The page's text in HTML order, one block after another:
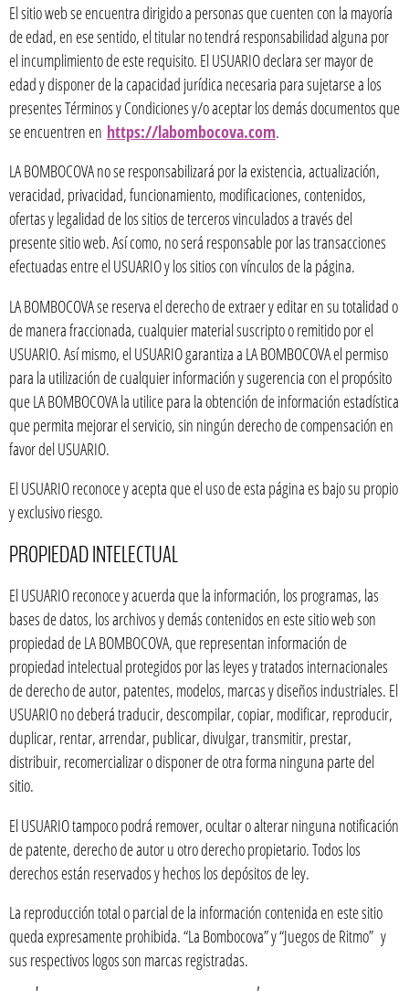
El sitio web se encuentra dirigido a personas que cuenten con la mayoría
de edad, en ese sentido, el titular no tendrá responsabilidad alguna por
el incumplimiento de este requisito. El USUARIO declara ser mayor de
edad y disponer de la capacidad jurídica necesaria para sujetarse a los
presentes Términos y Condiciones y/o aceptar los demás documentos que
se encuentren en https://labombocova.com.
LA BOMBOCOVA no se responsabilizará por la existencia, actualización,
veracidad, privacidad, funcionamiento, modificaciones, contenidos,
ofertas y legalidad de los sitios de terceros vinculados a través del
presente sitio web. Así como, no será responsable por las transacciones
efectuadas entre el USUARIO y los sitios con vínculos de la página.
LA BOMBOCOVA se reserva el derecho de extraer y editar en su totalidad o
de manera fraccionada, cualquier material suscripto o remitido por el
USUARIO. Así mismo, el USUARIO garantiza a LA BOMBOCOVA el permiso
para la utilización de cualquier información y sugerencia con el propósito
que LA BOMBOCOVA la utilice para la obtención de información estadística
que permita mejorar el servicio, sin ningún derecho de compensación en
favor del USUARIO.
El USUARIO reconoce y acepta que el uso de esta página es bajo su propio
y exclusivo riesgo.
PROPIEDAD INTELECTUAL
El USUARIO reconoce y acuerda que la información, los programas, las
bases de datos, los archivos y demás contenidos en este sitio web son
propiedad de LA BOMBOCOVA, que representan información de
propiedad intelectual protegidos por las leyes y tratados internacionales
de derecho de autor, patentes, modelos, marcas y diseños industriales. El
USUARIO no deberá traducir, descompilar, copiar, modificar, reproducir,
duplicar, rentar, arrendar, publicar, divulgar, transmitir, prestar,
distribuir, recomercializar o disponer de otra forma ninguna parte del
sitio.
El USUARIO tampoco podrá remover, ocultar o alterar ninguna notificación
de patente, derecho de autor u otro derecho propietario. Todos los
derechos están reservados y hechos los depósitos de ley.
La reproducción total o parcial de la información contenida en este sitio
queda expresamente prohibida. “La Bombocova” y “Juegos de Ritmo” y
sus respectivos logos son marcas registradas.